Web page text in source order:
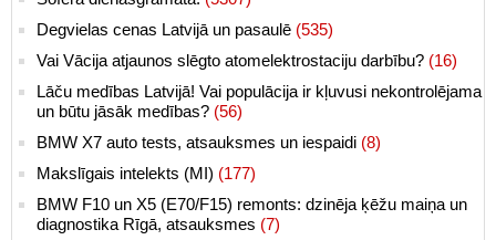
Degvielas cenas Latvijā un pasaulē (535)
Vai Vācija atjaunos slēgto atomelektrostaciju darbību? (16)
Lāču medības Latvijā! Vai populācija ir kļuvusi nekontrolējama
un būtu jāsāk medības? (56)
BMW X7 auto tests, atsauksmes un iespaidi (8)
Makslīgais intelekts (MI) (177)
BMW F10 un X5 (E70/F15) remonts: dzinēja ķēžu maiņa un
diagnostika Rīgā, atsauksmes (7)